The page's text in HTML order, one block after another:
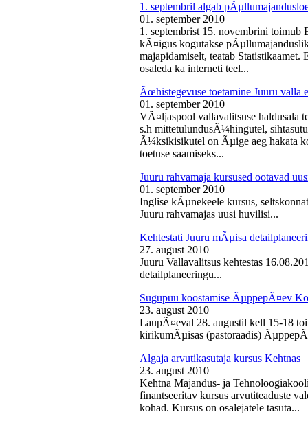
1. septembril algab
01. september 2010
1. septembrist 15. novembrini toimub
kÃ¤igus kogutakse
majapidamiselt, teatab Statistikaamet.
osaleda ka interneti teel...
Ãœhistegevuse toetamine Juuru valla
01. september 2010
VÃ¤ljaspool vallavalitsuse haldusala
s.h mittetulundusÃ¼hingutel,
Ã¼ksikisikutel on Ãµige aeg hakata
toetuse saamiseks...
Juuru rahvamaja kursused ootavad
01. september 2010
Inglise kÃµnekeele kursus,
Juuru rahvamajas uusi huvilisi...
Kehtestati Juuru mÃµisa
27. august 2010
Juuru Vallavalitsus kehtestas
detailplaneeringu...
Sugupuu koostamise ÃµppepÃ¤ev
23. august 2010
LaupÃ¤eval 28. augustil kell 15-18
kirikumÃµisas (pastoraadis)
Algaja arvutikasutaja kursus Kehtnas
23. august 2010
Kehtna Majandus- ja
finantseeritav kursus arvutiteaduste
kohad. Kursus on osalejatele tasuta...